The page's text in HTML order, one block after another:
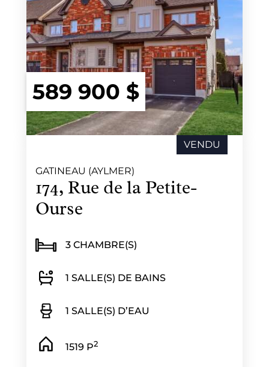
589 900 $
GATINEAU (AYLMER)
174, Rue de la Petite-
Ourse
3 CHAMBRE(S)
1 SALLE(S) DE BAINS
1 SALLE(S) D’EAU
1519 P2
VENDU